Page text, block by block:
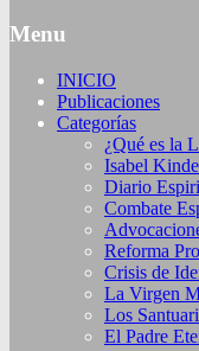
Menu
INICIO
Publicaciones
Categorías
¿Qué es la
Isabel
Diario
Combate
Reforma
Crisis de
La Virgen
Los
El Padre